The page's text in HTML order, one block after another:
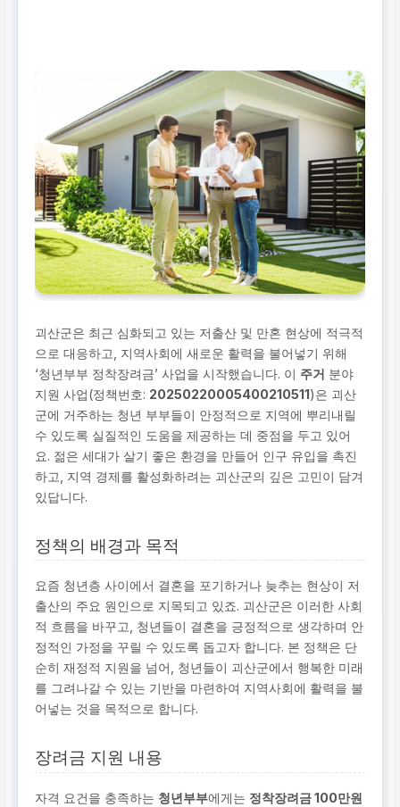
괴산군은 최근 심화되고 있는 저출산 및 만혼 현상에 적극적
으로 대응하고, 지역사회에 새로운 활력을 불어넣기 위해
‘청년부부 정착장려금’ 사업을 시작했습니다. 이 주거 분야
지원 사업(정책번호: 20250220005400210511)은 괴산
군에 거주하는 청년 부부들이 안정적으로 지역에 뿌리내릴
수 있도록 실질적인 도움을 제공하는 데 중점을 두고 있어
요. 젊은 세대가 살기 좋은 환경을 만들어 인구 유입을 촉진
하고, 지역 경제를 활성화하려는 괴산군의 깊은 고민이 담겨
있답니다.
정책의 배경과 목적
요즘 청년층 사이에서 결혼을 포기하거나 늦추는 현상이 저
출산의 주요 원인으로 지목되고 있죠. 괴산군은 이러한 사회
적 흐름을 바꾸고, 청년들이 결혼을 긍정적으로 생각하며 안
정적인 가정을 꾸릴 수 있도록 돕고자 합니다. 본 정책은 단
순히 재정적 지원을 넘어, 청년들이 괴산군에서 행복한 미래
를 그려나갈 수 있는 기반을 마련하여 지역사회에 활력을 불
어넣는 것을 목적으로 합니다.
장려금 지원 내용
자격 요건을 충족하는 청년부부에게는 정착장려금 100만원